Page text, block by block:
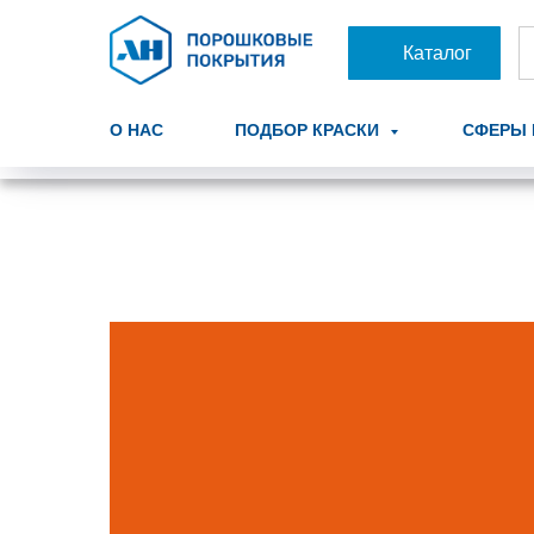
Каталог
О НАС ПОДБОР КРАСКИ СФЕРЫ